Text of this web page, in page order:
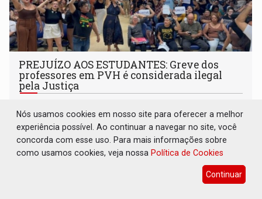
PREJUÍZO AOS ESTUDANTES: Greve dos
professores em PVH é considerada ilegal
pela Justiça
Desembargador aponta que negociações não foram
esgotadas
Nós usamos cookies em nosso site para oferecer a melhor
experiência possível. Ao continuar a navegar no site, você
concorda com esse uso. Para mais informações sobre
como usamos cookies, veja nossa Política de Cookies
Continuar